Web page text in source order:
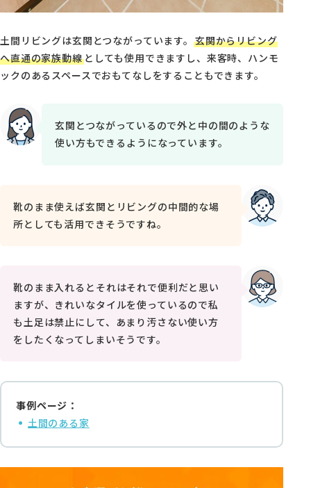
土間リビングは玄関とつながっています。 玄関からリビング
へ直通の家族動線としても使用できますし、来客時、ハンモ
ックのあるスペースでおもてなしをすることもできます。
玄関とつながっているので外と中の間のような
使い方もできるようになっています。
靴のまま使えば玄関とリビングの中間的な場
所としても活用できそうですね。
靴のまま入れるとそれはそれで便利だと思い
ますが、きれいなタイルを使っているので私
も土足は禁止にして、あまり汚さない使い方
をしたくなってしまいそうです。
事例ページ：
土間のある家